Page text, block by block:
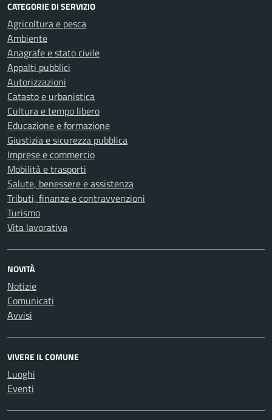
CATEGORIE DI SERVIZIO
Agricoltura e pesca
Ambiente
Anagrafe e stato civile
Appalti pubblici
Autorizzazioni
Catasto e urbanistica
Cultura e tempo libero
Educazione e formazione
Giustizia e sicurezza pubblica
Imprese e commercio
Mobilità e trasporti
Salute, benessere e assistenza
Tributi, finanze e contravvenzioni
Turismo
Vita lavorativa
NOVITÀ
Notizie
Comunicati
Avvisi
VIVERE IL COMUNE
Luoghi
Eventi